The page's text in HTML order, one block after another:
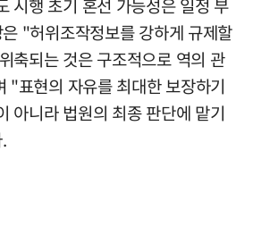
시행 초기 혼선 가능성은 일정 부
"허위조작정보를 강하게 규제할
축되는 것은 구조적으로 역의 관
"표현의 자유를 최대한 보장하기
아니라 법원의 최종 판단에 맡기